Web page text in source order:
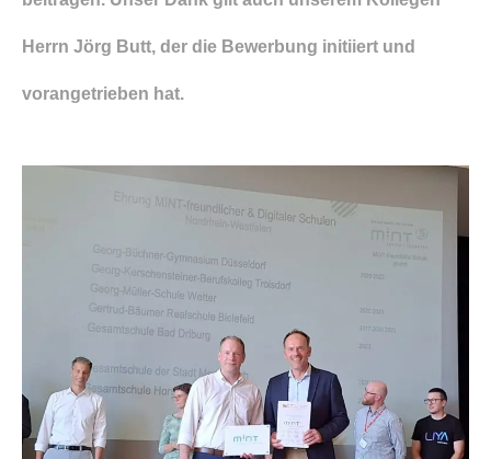
Herrn Jörg Butt, der die Bewerbung initiiert und
vorangetrieben hat.